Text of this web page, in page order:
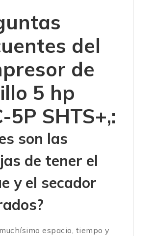
del
de
5 hp
5P SHTS+,:
son las
de tener el
y el secador
espacio, tiempo y